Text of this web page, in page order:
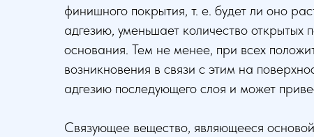
финишного покрытия, т. е. будет ли оно
адгезию, уменьшает количество
основания. Тем не менее, при всех
возникновения в связи с этим на
адгезию последующего слоя и может
Связующее вещество, являющееся